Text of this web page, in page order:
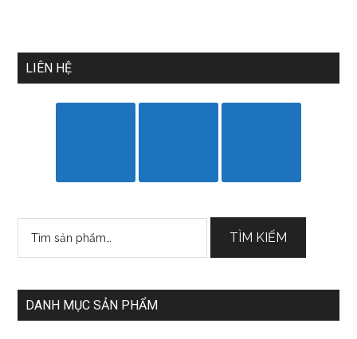
LIÊN HỆ
TÌM KIẾM
DANH MỤC SẢN PHẨM